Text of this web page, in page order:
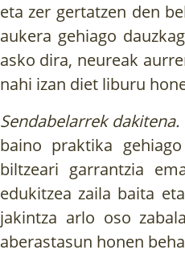
eta zer gertatzen den
aukera gehiago
asko dira, neureak
nahi izan diet liburu
Sendabelarrek
baino praktika
biltzeari garrantzia
edukitzea zaila baita
jakintza arlo oso
aberastasun honen